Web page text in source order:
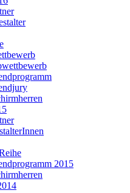
2015